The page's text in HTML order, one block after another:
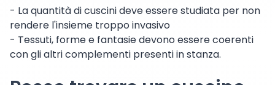
- La quantità di cuscini deve essere studiata per non
rendere l'insieme troppo invasivo
- Tessuti, forme e fantasie devono essere coerenti
con gli altri complementi presenti in stanza.